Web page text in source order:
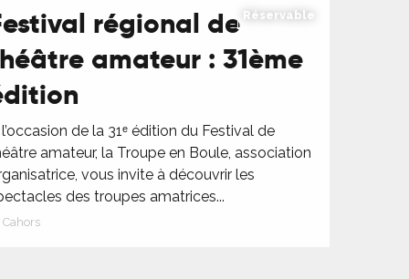
régional de
amateur : 31ème
de la 31ᵉ édition du Festival de
amateur, la Troupe en Boule, association
vous invite à découvrir les
des troupes amatrices...
Cahors
Réservable